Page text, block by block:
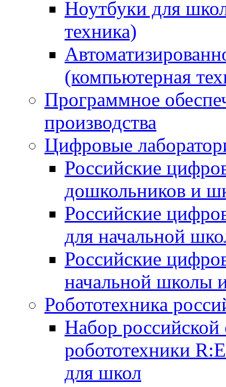
Ноутбуки для
техника)
(компьютерная
Программное
производства
Цифровые
Российские
дошкольников и
Российские
для начальной
Российские
начальной школы
Робототехника
Набор российской
робототехники
для школ